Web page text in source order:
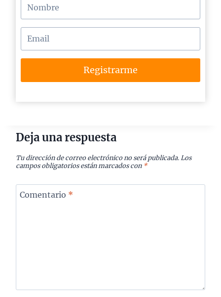
Registrarme
Deja una respuesta
Tu dirección de correo electrónico no será publicada. Los
campos obligatorios están marcados con *
Comentario *